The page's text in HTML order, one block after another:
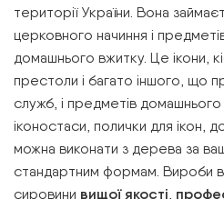
території України. Вона
церковного начиння і
домашнього вжитку. Це ікони,
престоли і багато іншого, що
служб, і предметів
іконостаси, полички для ікон,
можна виконати з дерева за
стандартним формам. Вироби
сировини вищої якості,